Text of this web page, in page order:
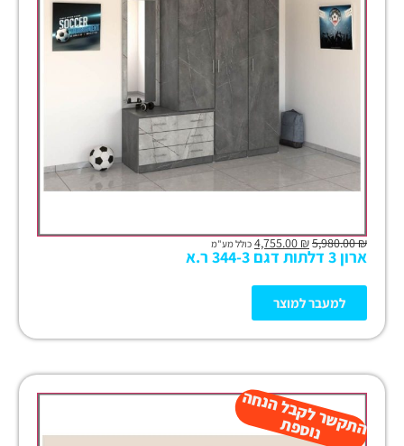
₪
5,980.00
₪ כולל מע"מ
ארון 3 דלתות דגם 344-3 ר.א
למעבר למוצר
ה
ת
ק
ש
ר
ל
ק
ב
ל
הנ
ח
ה
נו
ס
פ
ת